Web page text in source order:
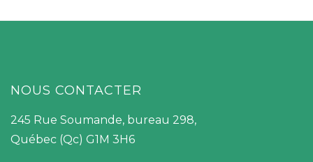
NOUS CONTACTER
245 Rue Soumande, bureau 298,
Québec (Qc) G1M 3H6